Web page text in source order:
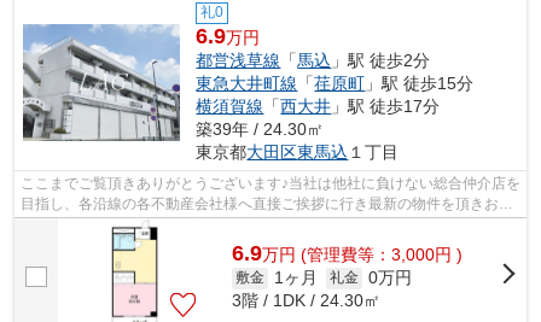
礼0
6.9万円
都営浅草線 「馬込 」駅 徒歩2分
東急大井町線 「荏原町 」駅 徒歩15分
横須賀線 「西大井 」駅 徒歩17分
築39年 / 24.30㎡
東京都大田区東馬込 １丁目
ここまでご覧頂きありがとうございます♪当社は他社に負けない総合仲介店を
目指し、各沿線の各不動産会社様へ直接ご挨拶に行き最新の物件を頂きお客
様へ提供しております！最新の情報は...
6.9万円 (管理費等：3,000円 )
敷金 1ヶ月 礼金 0万円
3階 / 1DK / 24.30㎡